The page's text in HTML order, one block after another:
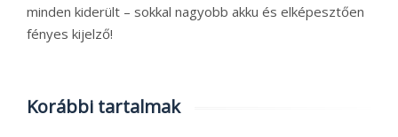
minden kiderült – sokkal nagyobb akku és elképesztően
fényes kijelző!
Korábbi tartalmak